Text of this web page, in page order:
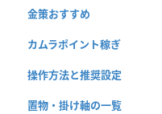
金策おすすめ
カムラポイント稼ぎ
操作方法と推奨設定
置物・掛け軸の一覧